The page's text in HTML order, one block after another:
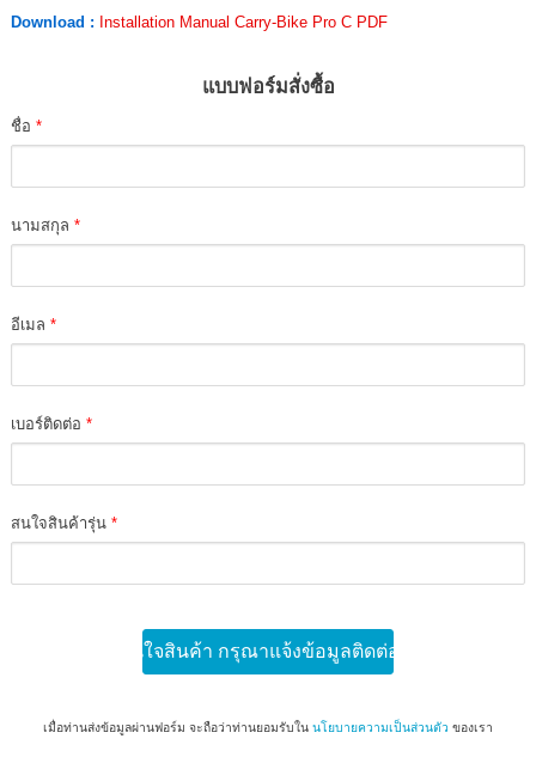
Download : Installation Manual Carry-Bike Pro C PDF
แบบฟอร์มสั่งซื้อ
ชื่อ*
นามสกุล*
อีเมล*
เบอร์ติดต่อ*
สนใจสินค้ารุ่น*
สนใจสินค้า กรุณาแจ้งข้อมูลติดต่อกลับ
เมื่อท่านส่งข้อมูลผ่านฟอร์ม จะถือว่าท่านยอมรับใน นโยบายความเป็นส่วนตัว ของเรา